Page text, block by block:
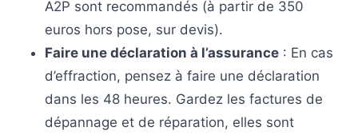
A2P sont recommandés (à partir de 350
euros hors pose, sur devis).
Faire une déclaration à l’assurance : En cas
d’effraction, pensez à faire une déclaration
dans les 48 heures. Gardez les factures de
dépannage et de réparation, elles sont